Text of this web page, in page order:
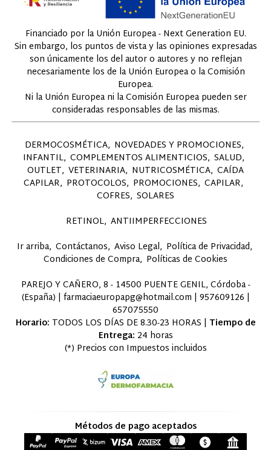
Financiado por la Unión Europea - Next Generation EU.
Sin embargo, los puntos de vista y las opiniones expresadas
son únicamente los del autor o autores y no reflejan
necesariamente los de la Unión Europea o la Comisión
Europea.
Ni la Unión Europea ni la Comisión Europea pueden ser
consideradas responsables de las mismas.
DERMOCOSMÉTICA NOVEDADES Y PROMOCIONES
INFANTIL COMPLEMENTOS ALIMENTICIOS SALUD
OUTLET VETERINARIA NUTRICOSMÉTICA CAÍDA
CAPILAR PROTOCOLOS PROMOCIONES CAPILAR
COFRES SOLARES
RETINOL ANTIIMPERFECCIONES
Ir arriba Contáctanos Aviso Legal Política de Privacidad
Condiciones de Compra Políticas de Cookies
PAREJO Y CAÑERO, 8 - 14500 PUENTE GENIL, Córdoba -
(España) | farmaciaeuropapg@hotmail.com | 957609126 |
657075550
Horario: TODOS LOS DÍAS DE 8.30-23 HORAS | Tiempo de
Entrega: 24 horas
(*) Precios con Impuestos incluidos
Métodos de pago aceptados